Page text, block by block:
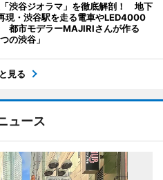
渋谷ジオラマ」を徹底解剖！ 地下
現・渋谷駅を走る電車やLED4000
都市モデラーMAJIRIさんが作る
の渋谷」
見る
ュース